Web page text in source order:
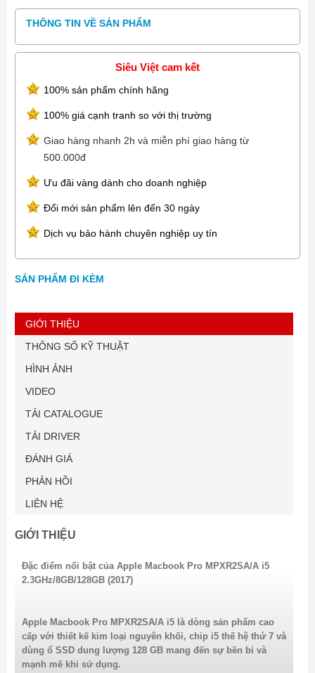
Thiết kế:Vỏ kim loại nguyên khối, PIN liền
Kích thước:Dày 14,9 mm, 1.37 kg
THÔNG TIN VỀ SẢN PHẨM
Siêu Việt cam kết
100% sản phẩm chính hãng
100% giá cạnh tranh so với thị trường
Giao hàng nhanh 2h và miễn phí giao hàng từ
500.000đ
Ưu đãi vàng dành cho doanh nghiệp
Đổi mới sản phẩm lên đến 30 ngày
Dịch vụ bảo hành chuyên nghiệp uy tín
SẢN PHẨM ĐI KÈM
GIỚI THIỆU
THÔNG SỐ KỸ THUẬT
HÌNH ẢNH
VIDEO
TẢI CATALOGUE
TẢI DRIVER
ĐÁNH GIÁ
PHẢN HỒI
LIÊN HỆ
GIỚI THIỆU
Đặc điểm nổi bật của Apple Macbook Pro MPXR2SA/A i5
2.3GHz/8GB/128GB (2017)
Apple Macbook Pro MPXR2SA/A i5 là dòng sản phẩm cao
cấp với thiết kế kim loại nguyên khối, chip i5 thế hệ thứ 7 và
dùng ổ SSD dung lượng 128 GB mang đến sự bền bỉ và
mạnh mẽ khi sử dụng.